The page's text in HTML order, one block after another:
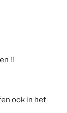
!!
ook in het